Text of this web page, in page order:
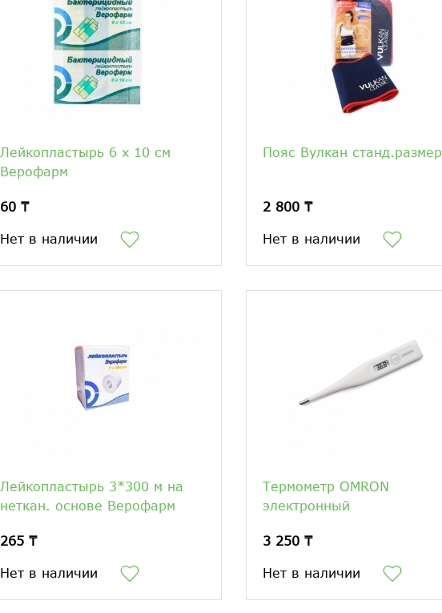
Лейкопластырь 6 х 10 см
Верофарм
60 ₸
Нет в наличии
Пояс Вулкан станд.размер
2 800 ₸
Нет в наличии
Лейкопластырь 3*300 м на
неткан. основе Верофарм
265 ₸
Нет в наличии
Термометр OMRON
электронный
3 250 ₸
Нет в наличии